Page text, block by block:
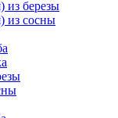
из березы
из сосны